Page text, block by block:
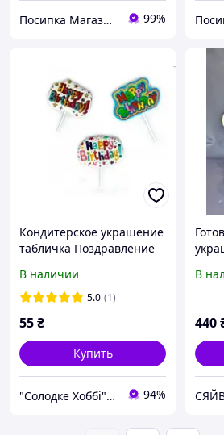
Посипка Магазин декору тортиків 99%
Кондитерское украшение
табличка Поздравление
В наличии
5.0 (1)
55₴
Купить
"Солодке Хоббі" Магазин для кондитерів м. Суми 94%
В
440